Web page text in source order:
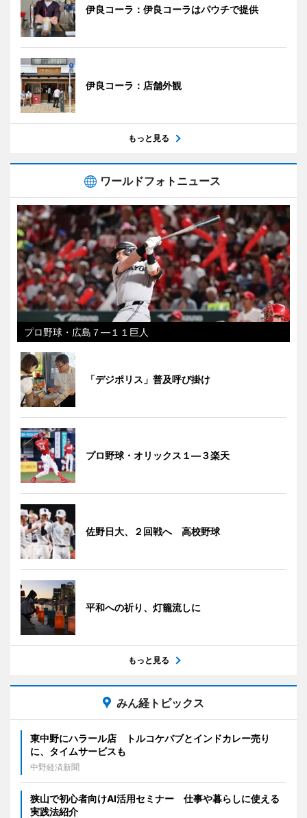
伊良コーラ：伊良コーラはパウチで提供
伊良コーラ：店舗外観
もっと見る
ワールドフォトニュース
プロ野球・広島７―１１巨人
「デジポリス」普及呼び掛け
プロ野球・オリックス１―３楽天
佐野日大、２回戦へ 高校野球
平和への祈り、灯籠流しに
もっと見る
みん経トピックス
東中野にハラール店 トルコケバブとインドカレー売り
に、タイムサービスも
中野経済新聞
狭山で初心者向けAI活用セミナー 仕事や暮らしに使える
実践法紹介